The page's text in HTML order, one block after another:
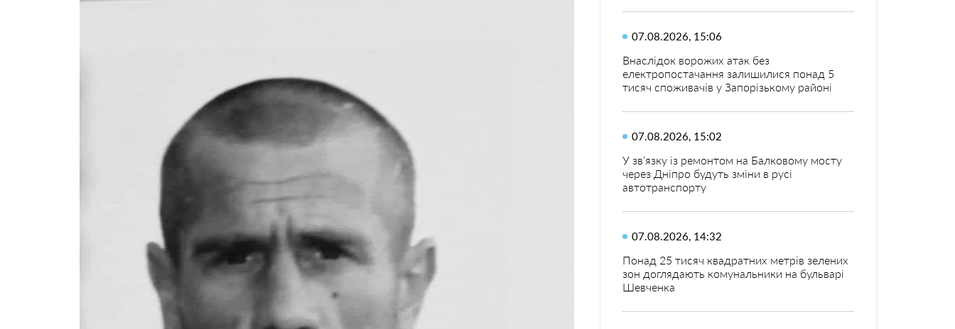
07.08.2026, 15:06
Внаслідок ворожих атак без
електропостачання залишилися понад 5
тисяч споживачів у Запорізькому районі
07.08.2026, 15:02
У зв’язку із ремонтом на Балковому мосту
через Дніпро будуть зміни в русі
автотранспорту
07.08.2026, 14:32
Понад 25 тисяч квадратних метрів зелених
зон доглядають комунальники на бульварі
Шевченка